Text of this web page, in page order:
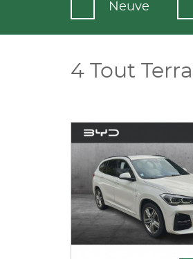
Neuve
4 Tout